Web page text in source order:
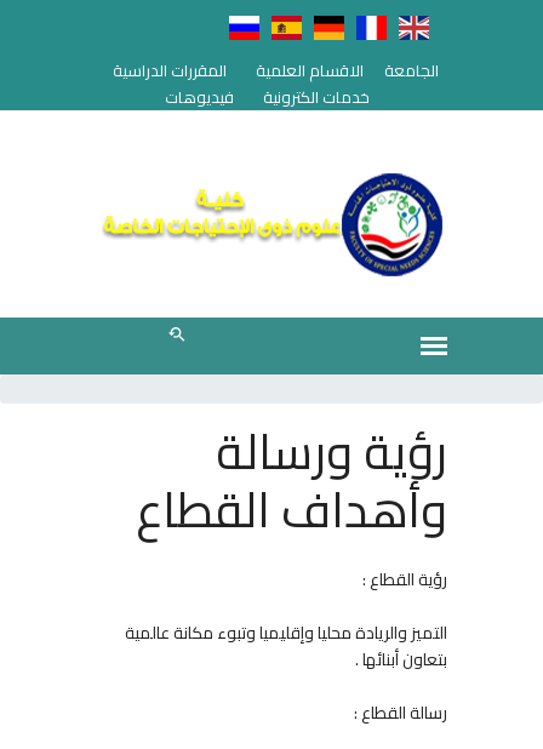
الجامعة الاقسام العلمية
المقررات الدراسية
خدمات الكترونية
فيديوهات
رؤية ورسالة
وأهداف القطاع
رؤية القطاع :
التميز والريادة محليا وإقليميا وتبوء مكانة عالمية
بتعاون أبنائها .
رسالة القطاع :